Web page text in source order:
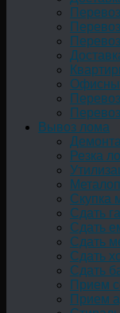
Вывоз лома
Резка
Скупка
Сдать
Сдать
Cдать
Сдать
Сдать
Прием
Прием